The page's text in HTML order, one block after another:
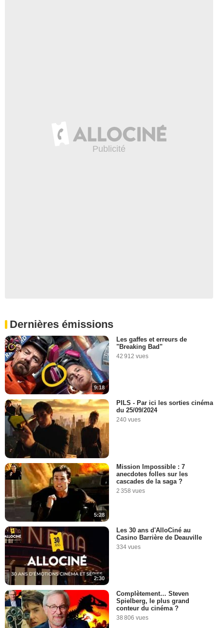
Dernières émissions
9:18
Les gaffes et erreurs de
"Breaking Bad"
42 912 vues
PILS - Par ici les sorties cinéma
du 25/09/2024
240 vues
5:28
Mission Impossible : 7
anecdotes folles sur les
cascades de la saga ?
2 358 vues
2:30
Les 30 ans d'AlloCiné au
Casino Barrière de Deauville
334 vues
Complètement… Steven
Spielberg, le plus grand
conteur du cinéma ?
38 806 vues